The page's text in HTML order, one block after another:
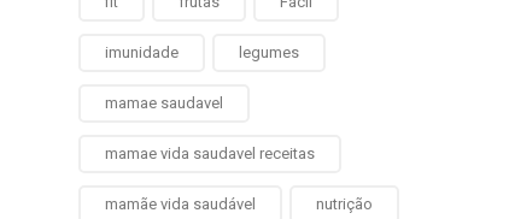
imunidade legumes
mamae saudavel
mamae vida saudavel receitas
mamãe vida saudável nutrição